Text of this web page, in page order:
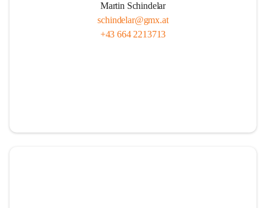
Martin Schindelar
schindelar@gmx.at
+43 664 2213713